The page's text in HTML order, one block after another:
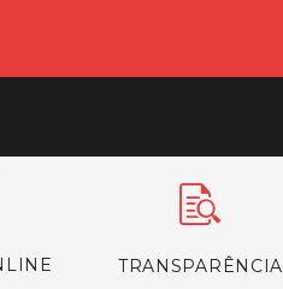
TRANSPARÊNCIA